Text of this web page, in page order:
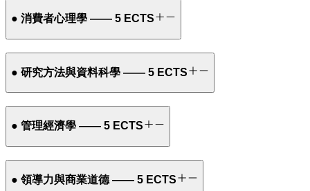
● 消費者心理學 —— 5 ECTS
● 研究方法與資料科學 —— 5 ECTS
● 管理經濟學 —— 5 ECTS
● 領導力與商業道德 —— 5 ECTS